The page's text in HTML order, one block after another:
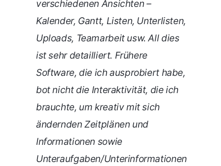
verschiedenen Ansichten –
Kalender, Gantt, Listen, Unterlisten,
Uploads, Teamarbeit usw. All dies
ist sehr detailliert. Frühere
Software, die ich ausprobiert habe,
bot nicht die Interaktivität, die ich
brauchte, um kreativ mit sich
ändernden Zeitplänen und
Informationen sowie
Unteraufgaben/Unterinformationen